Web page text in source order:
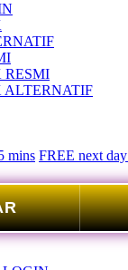
RESMI
mins FREE next